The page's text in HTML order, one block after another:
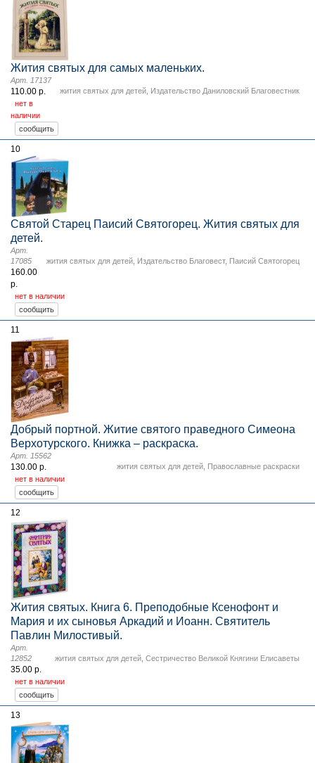
Жития святых для самых маленьких.
жития святых для детей Издательство Даниловский Благовестник
Арт. 17137
110.00 р.
нет в
наличии
10
Святой Старец Паисий Святогорец. Жития святых для
детей.
жития святых для детей Издательство Благовест, Паисий Святогорец
Арт.
17085
160.00
р.
нет в наличии
11
Добрый портной. Житие святого праведного Симеона
Верхотурского. Книжка – раскраска.
жития святых для детей Православные раскраски
Арт. 15562
130.00 р.
нет в наличии
12
Жития святых. Книга 6. Преподобные Ксенофонт и
Мария и их сыновья Аркадий и Иоанн. Святитель
Павлин Милостивый.
жития святых для детей Сестричество Великой Княгини Елисаветы
Арт.
12852
35.00 р.
нет в наличии
13